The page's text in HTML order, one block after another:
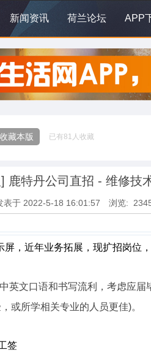
新闻资讯 荷兰论坛 APP
收藏本版 已有81 人收藏
鹿特丹公司直招 - 维修技
表于 2022-5-18 16:01:57 浏览:
屏，近年业务拓展，现扩招岗位
英文口语和书写流利，考虑应
或所学相关专业的人员更佳)。
签